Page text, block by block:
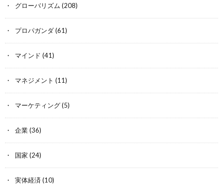
グローバリズム (208)
プロパガンダ(61)
マインド (41)
マネジメント (11)
マーケティング(5)
企業(36)
国家 (24)
実体経済 (10)